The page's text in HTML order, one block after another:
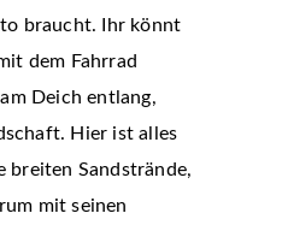
braucht. Ihr könnt
dem Fahrrad
Deich entlang,
Hier ist alles
breiten Sandstrände,
mit seinen